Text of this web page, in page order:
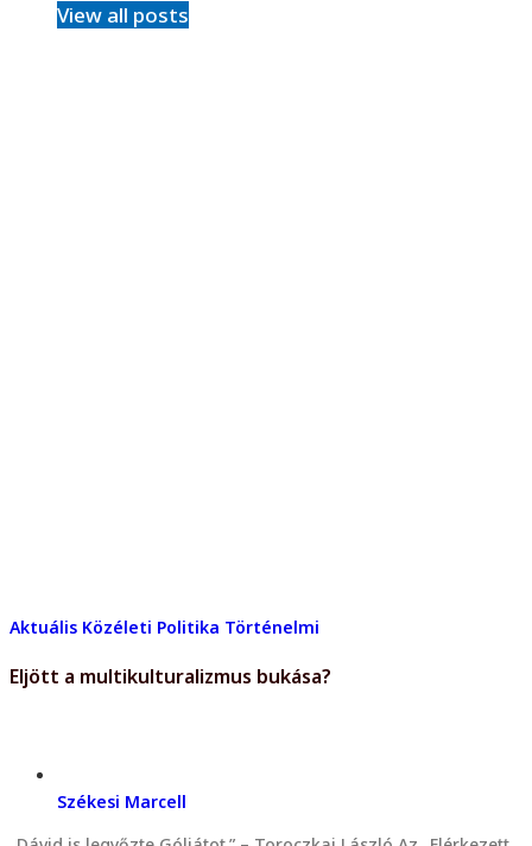
View all posts
Aktuális Közéleti Politika Történelmi
Eljött a multikulturalizmus bukása?
Székesi Marcell